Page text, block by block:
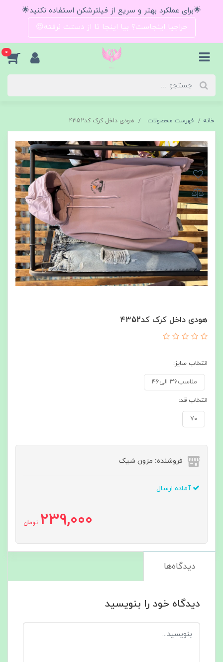
🌟برای عملکرد بهتر و سریع از فیلترشکن استفاده نکنید🌟
حراجیا اینجاست؟ بیا اینجا تا از دستت نرفته😍
0
خانه فهرست محصولات هودی داخل کرک کد۴۳52
هودی داخل کرک کد۴۳52
انتخاب سایز:
مناسب۳۶ الی۴۶
انتخاب قد:
۷۰
فروشنده: مزون شیک
آماده ارسال
239,000 تومان
دیدگاه‌ها
دیدگاه خود را بنویسید